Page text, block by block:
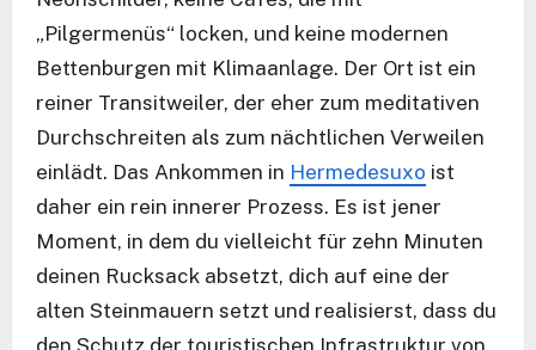
„Pilgermenüs“ locken, und keine modernen
Bettenburgen mit Klimaanlage. Der Ort ist ein
reiner Transitweiler, der eher zum meditativen
Durchschreiten als zum nächtlichen Verweilen
einlädt. Das Ankommen in Hermedesuxo ist
daher ein rein innerer Prozess. Es ist jener
Moment, in dem du vielleicht für zehn Minuten
deinen Rucksack absetzt, dich auf eine der
alten Steinmauern setzt und realisierst, dass du
den Schutz der touristischen Infrastruktur von